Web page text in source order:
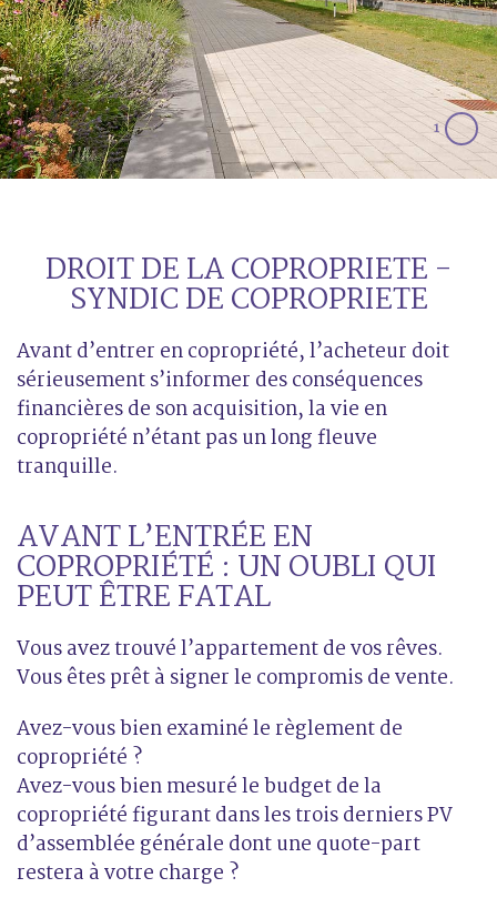
1
DROIT DE LA COPROPRIETE -
SYNDIC DE COPROPRIETE
Avant d’entrer en copropriété, l’acheteur doit
sérieusement s’informer des conséquences
financières de son acquisition, la vie en
copropriété n’étant pas un long fleuve
tranquille.
AVANT L’ENTRÉE EN
COPROPRIÉTÉ : UN OUBLI QUI
PEUT ÊTRE FATAL
Vous avez trouvé l’appartement de vos rêves.
Vous êtes prêt à signer le compromis de vente.
Avez-vous bien examiné le règlement de
copropriété ?
Avez-vous bien mesuré le budget de la
copropriété figurant dans les trois derniers PV
d’assemblée générale dont une quote-part
restera à votre charge ?